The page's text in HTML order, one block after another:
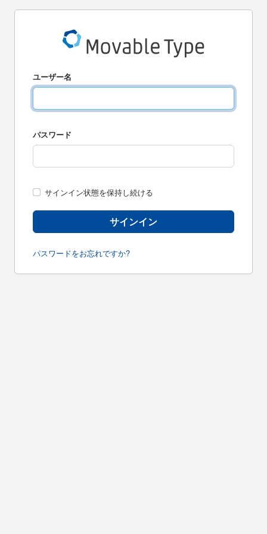
ユーザー名
パスワード
サインイン状態を保持し続ける
パスワードをお忘れですか?
サインイン